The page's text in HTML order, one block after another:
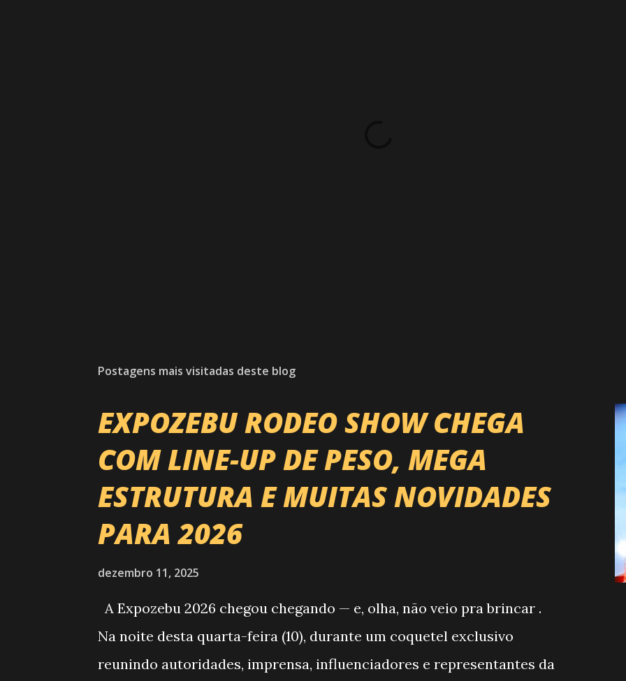
Postagens mais visitadas deste blog
EXPOZEBU RODEO SHOW CHEGA
COM LINE-UP DE PESO, MEGA
ESTRUTURA E MUITAS NOVIDADES
PARA 2026
dezembro 11, 2025
A Expozebu 2026 chegou chegando — e, olha, não veio pra brincar .
Na noite desta quarta-feira (10), durante um coquetel exclusivo
reunindo autoridades, imprensa, influenciadores e representantes da